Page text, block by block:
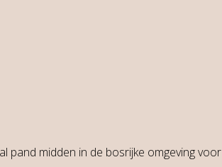
pand midden in de bosrijke omgeving voor